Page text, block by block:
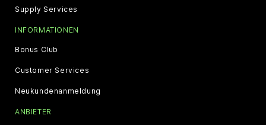
Supply Services
INFORMATIONEN
Bonus Club
Customer Services
Neukundenanmeldung
ANBIETER